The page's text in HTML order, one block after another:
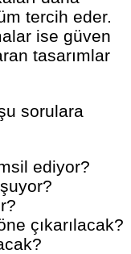
tercih eder.
ise güven
tasarımlar
sorulara
ediyor?
çıkarılacak?